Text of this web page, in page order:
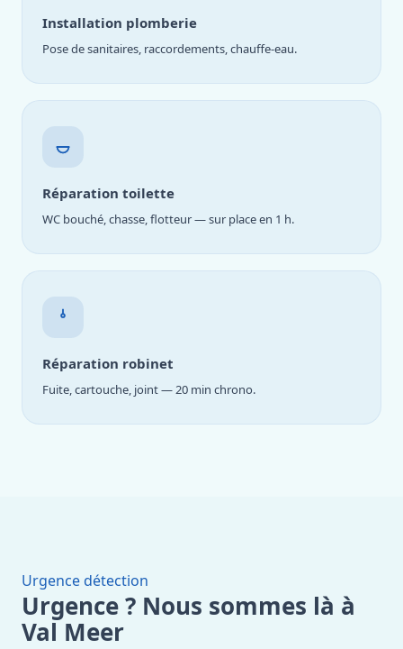
Installation plomberie
Pose de sanitaires, raccordements, chauffe-eau.
Réparation toilette
WC bouché, chasse, flotteur — sur place en 1 h.
Réparation robinet
Fuite, cartouche, joint — 20 min chrono.
Urgence détection
Urgence ? Nous sommes là à
Val Meer